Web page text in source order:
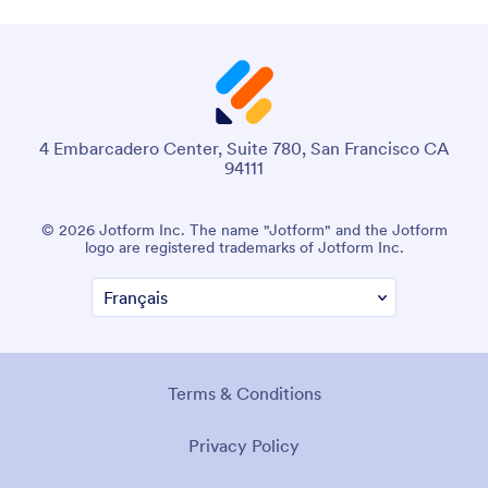
4 Embarcadero Center, Suite 780, San Francisco CA
94111
© 2026 Jotform Inc. The name "Jotform" and the Jotform
logo are registered trademarks of Jotform Inc.
Terms & Conditions
Privacy Policy